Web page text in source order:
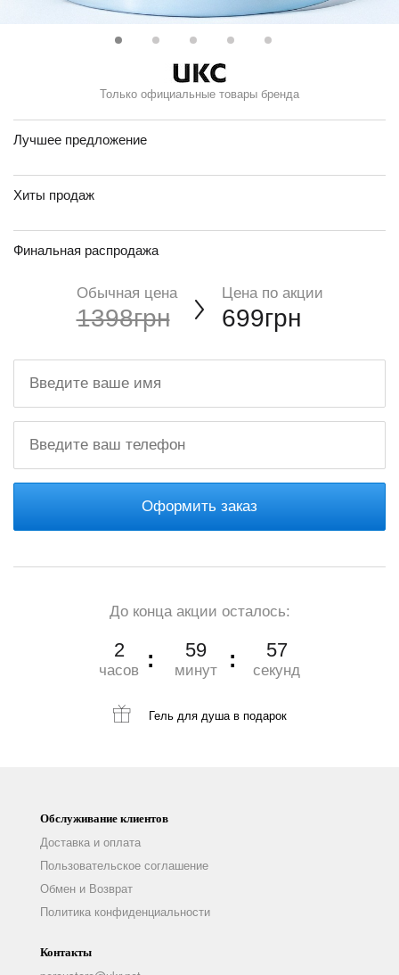
Только официальные товары бренда
Лучшее предложение
Хиты продаж
Финальная распродажа
Обычная цена
1398грн
Цена по акции
699грн
Оформить заказ
До конца акции осталось:
2
часов
59
минут
56
секунд
Гель для душав подарок
Обслуживание клиентов
Доставка и оплата
Пользовательское соглашение
Обмен и Возврат
Политика конфиденциальности
Контакты